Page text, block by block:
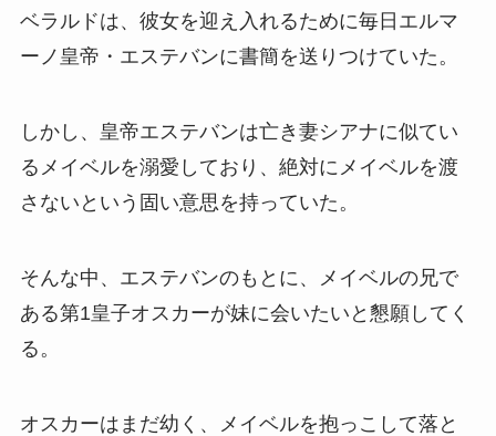
ベラルドは、彼女を迎え入れるために毎日エルマ
ーノ皇帝・エステバンに書簡を送りつけていた。
しかし、皇帝エステバンは亡き妻シアナに似てい
るメイベルを溺愛しており、絶対にメイベルを渡
さないという固い意思を持っていた。
そんな中、エステバンのもとに、メイベルの兄で
ある第1皇子オスカーが妹に会いたいと懇願してく
る。
オスカーはまだ幼く、メイベルを抱っこして落と